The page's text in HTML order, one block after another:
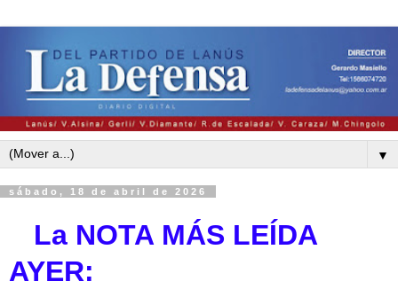
▼
sábado, 18 de abril de 2026
La NOTA MÁS LEÍDA
AYER: